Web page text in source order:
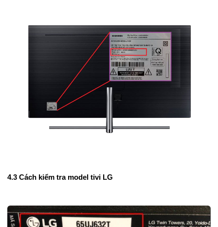
4.3 Cách kiểm tra model tivi LG